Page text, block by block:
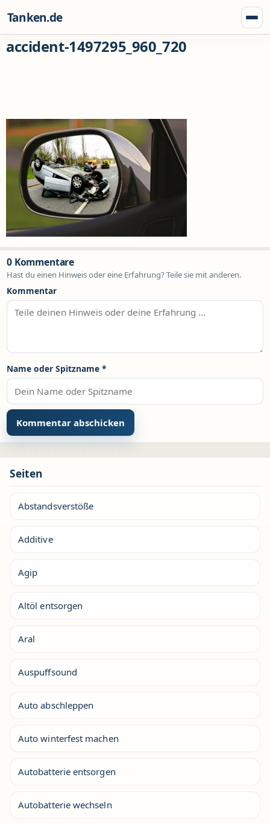
Tanken.de
accident-1497295_960_720
0 Kommentare
Hast du einen Hinweis oder eine Erfahrung? Teile sie mit anderen.
Kommentar
Name oder Spitzname *
Seiten
Abstandsverstöße
Additive
Agip
Altöl entsorgen
Aral
Auspuffsound
Auto abschleppen
Auto winterfest machen
Autobatterie entsorgen
Autobatterie wechseln